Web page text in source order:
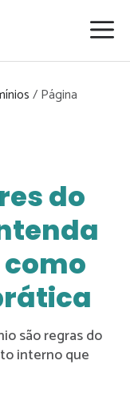
/
do
como
são regras do
interno que